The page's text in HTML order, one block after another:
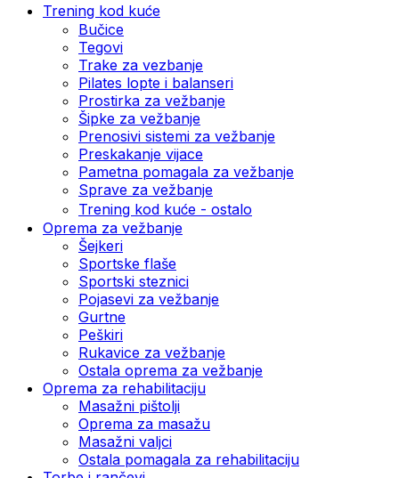
Trening kod kuće
Bučice
Tegovi
Trake za vezbanje
Pilates lopte i balanseri
Prostirka za vežbanje
Šipke za vežbanje
Prenosivi sistemi za vežbanje
Preskakanje vijace
Pametna pomagala za vežbanje
Sprave za vežbanje
Trening kod kuće - ostalo
Oprema za vežbanje
Šejkeri
Sportske flaše
Sportski steznici
Pojasevi za vežbanje
Gurtne
Peškiri
Rukavice za vežbanje
Ostala oprema za vežbanje
Oprema za rehabilitaciju
Masažni pištolji
Oprema za masažu
Masažni valjci
Ostala pomagala za rehabilitaciju